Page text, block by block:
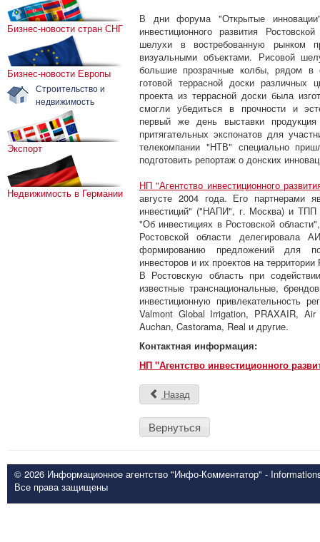
Бизнес-новости стран СНГ
Бизнес-новости Европы
Строительство и
недвижимость
Экспорт
Недвижимость в Германии
В дни форума "Открытые инновации"
инвестиционного развития
шелухи в востребованную рынком
визуальными объектами. Рисовой
большие прозрачные колбы, рядом в
готовой террасной доски различных
проекта из террасной доски была
смогли убедиться в прочности и
первый же день выставки
притягательных экспонатов для
телекомпании "НТВ" специально
подготовить репортаж о донских
НП "Агентство инвестиционного
августе 2004 года. Его партнерами
инвестиций" ("НАПИ", г. Москва) и ТПП
"Об инвестициях в Ростовской
Ростовской области делегировала
формированию предложений для
инвесторов и их проектов на территории
В Ростовскую область при
известные транснациональные,
инвестиционную привлекательность
Valmont Global Irrigation, PRAXAIR,
Auchan, Castorama, Real и другие.
Контактная информация:
НП "Агентство инвестиционного
Назад
Вернуться
© 2026 Информационное агентство "Инфо-Комментатор" -
Все права защищены